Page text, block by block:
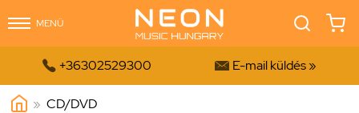
MENÜ
 +36302529300  E-mail küldés »
» CD/DVD